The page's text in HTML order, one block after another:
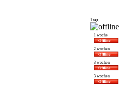
1 tag
1 woche
2 wochen
3 wochen
3 wochen